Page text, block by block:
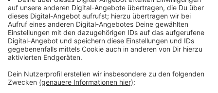
in Nimwegen. Die Ansteckungsrate lag damit in der
ganzen Region bei fast 173. Zum Vergleich: Im Kreis
Kleve liegt die 7-Tage-Inzidenz laut Robert-Koch-
Institut aktuell bei 152,7.
Anzeige